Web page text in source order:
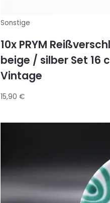
Sonstige
10x PRYM
beige / silber Set 16
Vintage
15,90€